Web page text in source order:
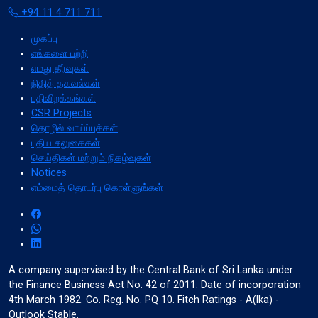
+94 11 4 711 711
முகப்பு
எங்களை பற்றி
எமது தீர்வுகள்
நிதித் தகவல்கள்
பதிவிறக்கங்கள்
CSR Projects
தொழில் வாய்ப்புக்கள்
புதிய சலுகைகள்
செய்திகள் மற்றும் நிகழ்வுகள்
Notices
எம்மைத் தொடர்பு கொள்ளுங்கள்
A company supervised by the Central Bank of Sri Lanka under
the Finance Business Act No. 42 of 2011. Date of incorporation
4th March 1982. Co. Reg. No. PQ 10. Fitch Ratings - A(lka) -
Outlook Stable.
format_align_left
Align Left
space_bar
format_align_right
Align Right